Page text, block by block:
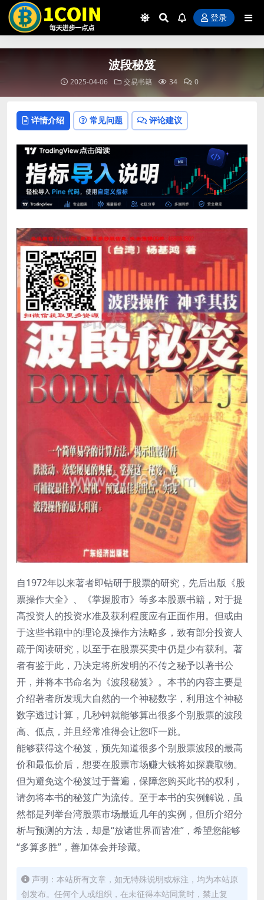
登录
波段秘笈
2025-04-06 交易书籍 34 0
详情介绍 常见问题 评论建议
自1972年以来著者即钻研于股票的研究，先后出版《股
票操作大全》、《掌握股市》等多本股票书籍，对于提
高投资人的投资水准及获利程度应有正面作用。但或由
于这些书籍中的理论及操作方法略多，致有部分投资人
疏于阅读研究，以至于在股票买卖中仍是少有获利。著
者有鉴于此，乃决定将所发明的不传之秘予以著书公
开，并将本书命名为《波段秘笈》。本书的内容主要是
介绍著者所发现大自然的一个神秘数字，利用这个神秘
数字透过计算，几秒钟就能够算出很多个别股票的波段
高、低点，并且经常准得会让您吓一跳。
能够获得这个秘笈，预先知道很多个别股票波段的最高
价和最低价后，想要在股票市场赚大钱将如探囊取物。
但为避免这个秘笈过于普遍，保障您购买此书的权利，
请勿将本书的秘笈广为流传。至于本书的实例解说，虽
然都是列举台湾股票市场最近几年的实例，但所介绍分
析与预测的方法，却是“放诸世界而皆准”，希望您能够
“多算多胜”，善加体会并珍藏。
声明：本站所有文章，如无特殊说明或标注，均为本站原
创发布。任何个人或组织，在未征得本站同意时，禁止复